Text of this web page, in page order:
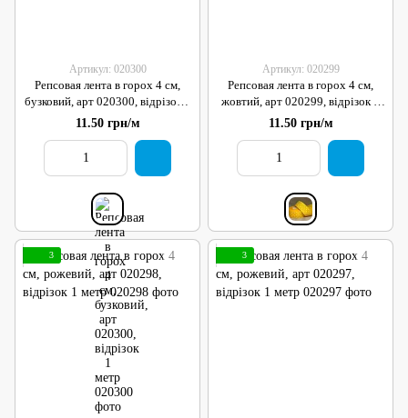
Артикул: 020300
Репсовая лента в горох 4 см,
бузковий, арт 020300, відрізок 1
метр
11.50 грн/м
Артикул: 020299
Репсовая лента в горох 4 см,
жовтий, арт 020299, відрізок 1
метр
11.50 грн/м
3 3